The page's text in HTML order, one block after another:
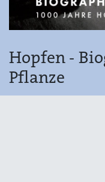
Hopfen -
Pflanze